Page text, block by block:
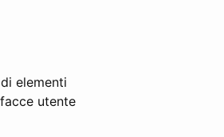
elementi
utente